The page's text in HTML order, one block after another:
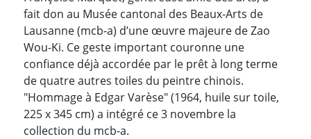
fait don au Musée cantonal des Beaux-Arts de
Lausanne (mcb-a) d’une œuvre majeure de Zao
Wou-Ki. Ce geste important couronne une
confiance déjà accordée par le prêt à long terme
de quatre autres toiles du peintre chinois.
"Hommage à Edgar Varèse" (1964, huile sur toile,
225 x 345 cm) a intégré ce 3 novembre la
collection du mcb-a.